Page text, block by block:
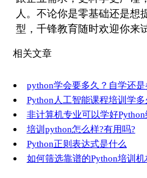
人。不论你是零基础还是想
型，千锋教育随时欢迎你来
相关文章
python学会要多久？自学还是
Python人工智能课程培训学
非计算机专业可以学好
培训python怎么样?有用吗?
Python正则表达式是什么
如何筛选靠谱的Python培训机